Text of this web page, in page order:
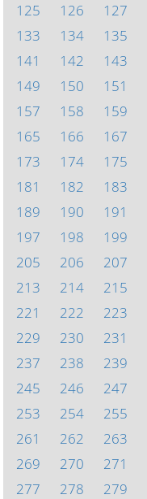
125
126 127
133
134 135
141
142 143
149
150 151
157
158 159
165
166 167
173
174 175
181
182 183
189
190 191
197
198 199
205
206 207
213
214 215
221
222 223
229
230 231
237
238 239
245
246 247
253
254 255
261
262 263
269
270 271
277
278 279